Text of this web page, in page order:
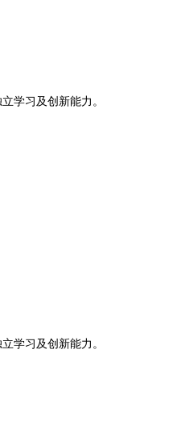
学习及创新能力。
学习及创新能力。